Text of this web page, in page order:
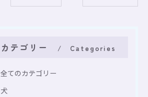
カテゴリー Categories
全てのカテゴリー
犬